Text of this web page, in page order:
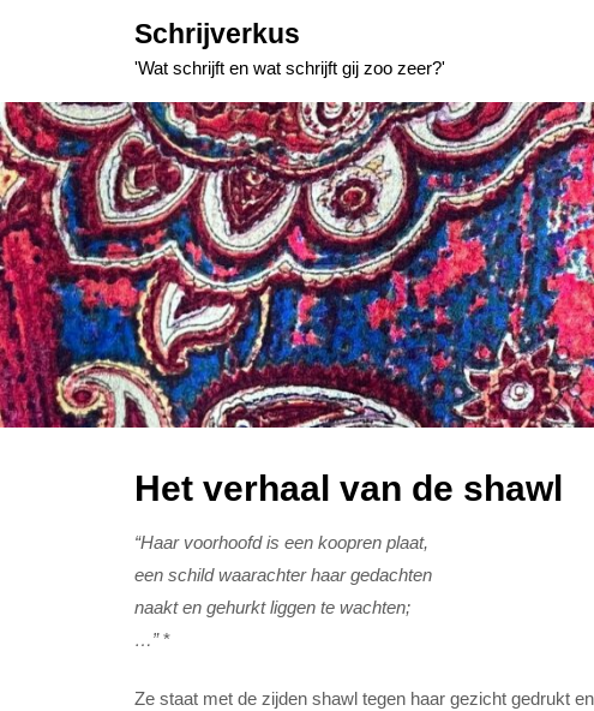
Schrijverkus
'Wat schrijft en wat schrijft gij zoo zeer?'
Het verhaal van de shawl
“Haar voorhoofd is een koopren plaat,
een schild waarachter haar gedachten
naakt en gehurkt liggen te wachten;
…”*
Ze staat met de zijden shawl tegen haar gezicht gedrukt